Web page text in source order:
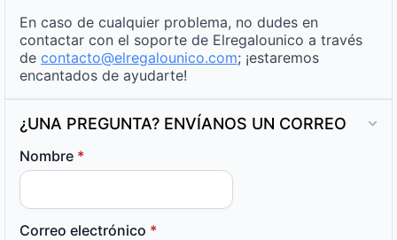
En caso de cualquier problema, no dudes en
contactar con el soporte de Elregalounico a través
de contacto@elregalounico.com; ¡estaremos
encantados de ayudarte!
¿UNA PREGUNTA? ENVÍANOS UN CORREO
Nombre *
Correo electrónico *